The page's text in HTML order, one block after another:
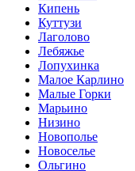
Кипень
Куттузи
Лаголово
Лебяжье
Лопухинка
Малое Карлино
Малые Горки
Марьино
Низино
Новополье
Новоселье
Ольгино